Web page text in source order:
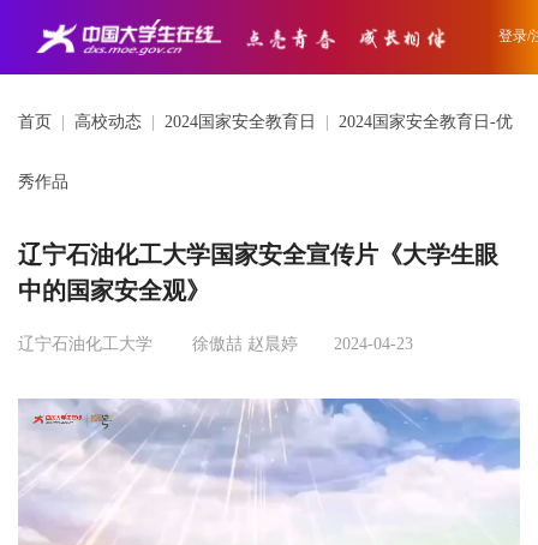
登录/
首页 高校动态 2024国家安全教育日 2024国家安全教育日-优
秀作品
辽宁石油化工大学国家安全宣传片《大学生眼
中的国家安全观》
辽宁石油化工大学 徐傲喆 赵晨婷 2024-04-23